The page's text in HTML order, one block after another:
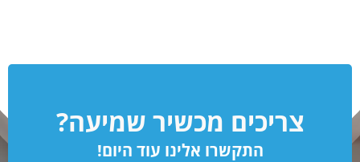
צריכים מכשיר שמיעה?
התקשרו אלינו עוד היום!